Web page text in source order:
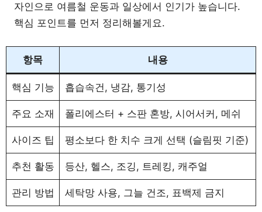
자인으로 여름철 운동과 일상에서 인기가 높습니다.
핵심 포인트를 먼저 정리해볼게요.
항목 내용
핵심 기능 흡습속건, 냉감, 통기성
주요 소재 폴리에스터 + 스판 혼방, 시어서커, 메쉬
사이즈 팁 평소보다 한 치수 크게 선택 (슬림핏 기준)
추천 활동 등산, 헬스, 조깅, 트레킹, 캐주얼
관리 방법 세탁망 사용, 그늘 건조, 표백제 금지